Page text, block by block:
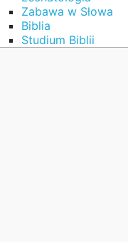
Zabawa w Słowa
Biblia
Studium Biblii